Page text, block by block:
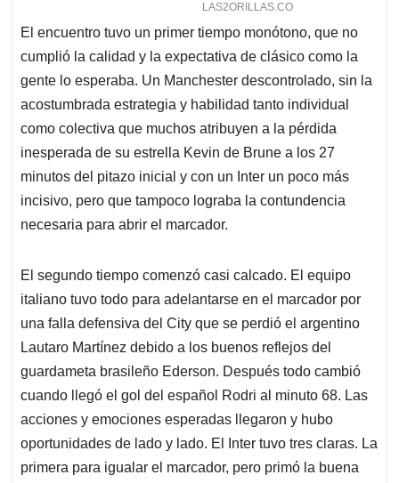
El encuentro tuvo un primer tiempo monótono, que no
cumplió la calidad y la expectativa de clásico como la
gente lo esperaba. Un Manchester descontrolado, sin la
acostumbrada estrategia y habilidad tanto individual
como colectiva que muchos atribuyen a la pérdida
inesperada de su estrella Kevin de Brune a los 27
minutos del pitazo inicial y con un Inter un poco más
incisivo, pero que tampoco lograba la contundencia
necesaria para abrir el marcador.
El segundo tiempo comenzó casi calcado. El equipo
italiano tuvo todo para adelantarse en el marcador por
una falla defensiva del City que se perdió el argentino
Lautaro Martínez debido a los buenos reflejos del
guardameta brasileño Ederson. Después todo cambió
cuando llegó el gol del español Rodri al minuto 68. Las
acciones y emociones esperadas llegaron y hubo
oportunidades de lado y lado. El Inter tuvo tres claras. La
primera para igualar el marcador, pero primó la buena